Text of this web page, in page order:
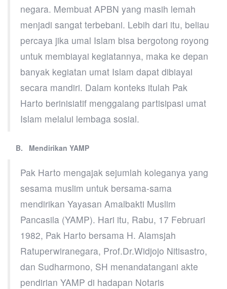
negara. Membuat APBN yang masih lemah
menjadi sangat terbebani. Lebih dari itu, beliau
percaya jika umal Islam bisa bergotong royong
untuk membiayai kegiatannya, maka ke depan
banyak kegiatan umat Islam dapat dibiayai
secara mandiri. Dalam konteks itulah Pak
Harto berinisiatif menggalang partisipasi umat
Islam melalui lembaga sosial.
B. Mendirikan YAMP
Pak Harto mengajak sejumlah koleganya yang
sesama muslim untuk bersama-sama
mendirikan Yayasan Amalbakti Muslim
Pancasila (YAMP). Hari itu, Rabu, 17 Februari
1982, Pak Harto bersama H. Alamsjah
Ratuperwiranegara, Prof.Dr.Widjojo Nitisastro,
dan Sudharmono, SH menandatangani akte
pendirian YAMP di hadapan Notaris